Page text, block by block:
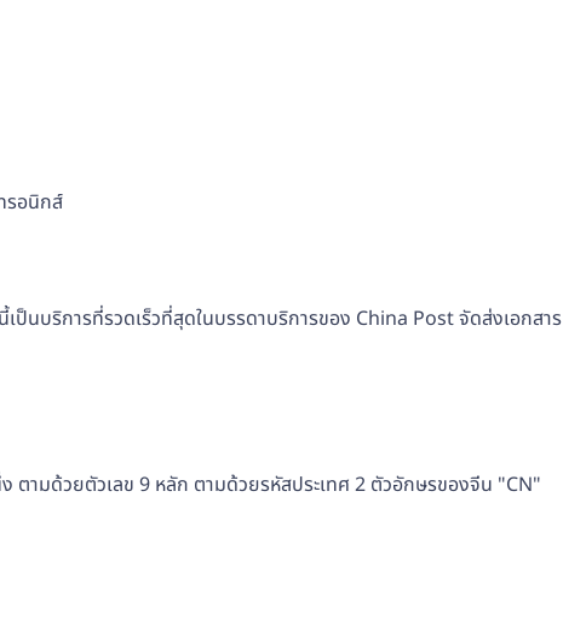
รอนิกส์
นบริการที่รวดเร็วที่สุดในบรรดาบริการของ China Post จัดส่งเอกสาร
ามด้วยตัวเลข 9 หลัก ตามด้วยรหัสประเทศ 2 ตัวอักษรของจีน "CN"